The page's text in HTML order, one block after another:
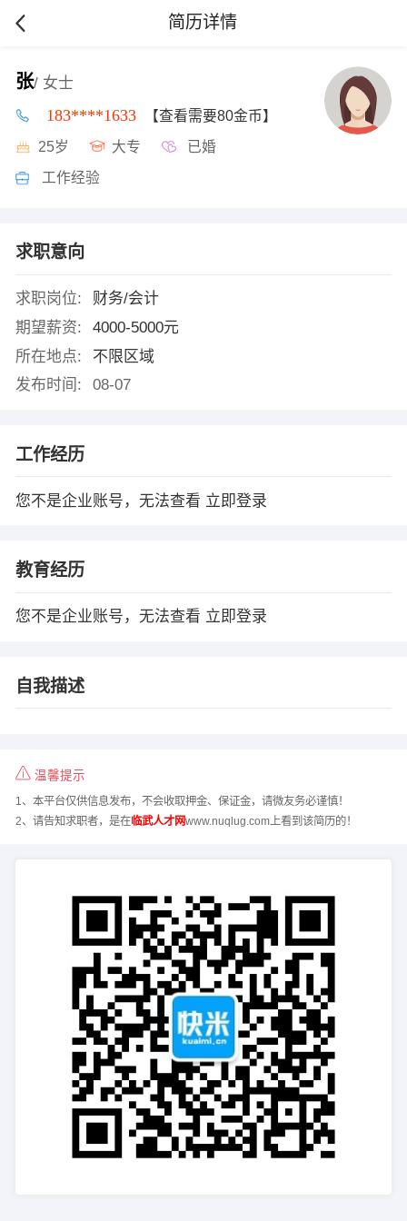
简历详情
张/ 女士
183****1633 【查看需要80金币】
25岁 大专 已婚
工作经验
求职意向
求职岗位:
财务/会计
期望薪资:
4000-5000元
所在地点:
不限区域
发布时间:
08-07
工作经历
您不是企业账号，无法查看 立即登录
教育经历
您不是企业账号，无法查看 立即登录
自我描述
温馨提示
1、本平台仅供信息发布，不会收取押金、保证金，请微友务必谨慎！
2、请告知求职者，是在临武人才网www.nuqlug.com上看到该简历的！